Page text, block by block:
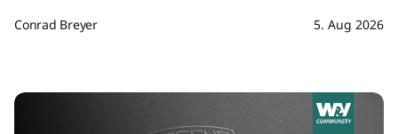
Conrad Breyer 5. Aug 2026